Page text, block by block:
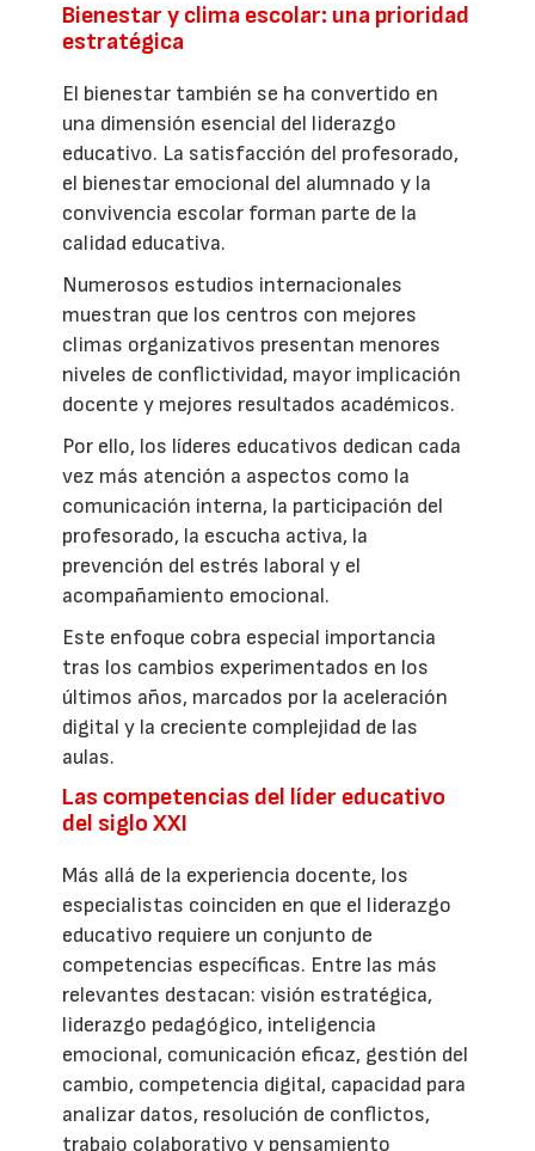
Bienestar y clima escolar: una prioridad
estratégica
El bienestar también se ha convertido en
una dimensión esencial del liderazgo
educativo. La satisfacción del profesorado,
el bienestar emocional del alumnado y la
convivencia escolar forman parte de la
calidad educativa.
Numerosos estudios internacionales
muestran que los centros con mejores
climas organizativos presentan menores
niveles de conflictividad, mayor implicación
docente y mejores resultados académicos.
Por ello, los líderes educativos dedican cada
vez más atención a aspectos como la
comunicación interna, la participación del
profesorado, la escucha activa, la
prevención del estrés laboral y el
acompañamiento emocional.
Este enfoque cobra especial importancia
tras los cambios experimentados en los
últimos años, marcados por la aceleración
digital y la creciente complejidad de las
aulas.
Las competencias del líder educativo
del siglo XXI
Más allá de la experiencia docente, los
especialistas coinciden en que el liderazgo
educativo requiere un conjunto de
competencias específicas. Entre las más
relevantes destacan: visión estratégica,
liderazgo pedagógico, inteligencia
emocional, comunicación eficaz, gestión del
cambio, competencia digital, capacidad para
analizar datos, resolución de conflictos,
trabajo colaborativo y pensamiento